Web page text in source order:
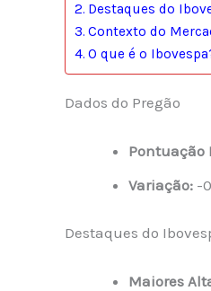
Destaques do
Contexto do
O que é o
Dados do Pregão
Pontuação
Variação: -
Destaques do
Maiores